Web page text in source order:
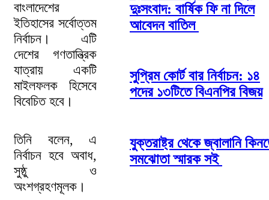
বাংলাদেশের
ইতিহাসের সর্বোত্তম
নির্বাচন। এটি
দেশের গণতান্ত্রিক
যাত্রায় একটি
মাইলফলক হিসেবে
বিবেচিত হবে।
তিনি বলেন, এ
নির্বাচন হবে অবাধ,
সুষ্ঠু ও
অংশগ্রহণমূলক।
দুঃসংবাদ: বার্ষিক ফি না দিলে
আবেদন বাতিল
সুপ্রিম কোর্ট বার নির্বাচন: ১৪
পদের ১৩টিতে বিএনপির বিজয়
যুক্তরাষ্ট্র থেকে জ্বালানি
সমঝোতা স্মারক সই